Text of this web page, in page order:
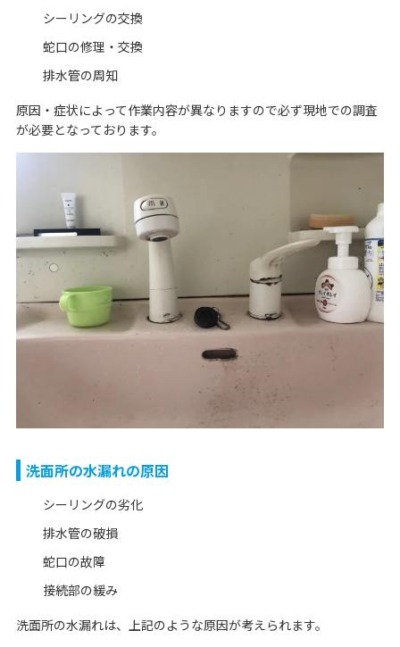
シーリングの交換
蛇口の修理・交換
排水管の周知
原因・症状によって作業内容が異なりますので必ず現地での調査
が必要となっております。
洗面所の水漏れの原因
シーリングの劣化
排水管の破損
蛇口の故障
接続部の緩み
洗面所の水漏れは、上記のような原因が考えられます。